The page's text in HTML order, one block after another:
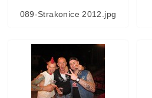
089-Strakonice 2012.jpg